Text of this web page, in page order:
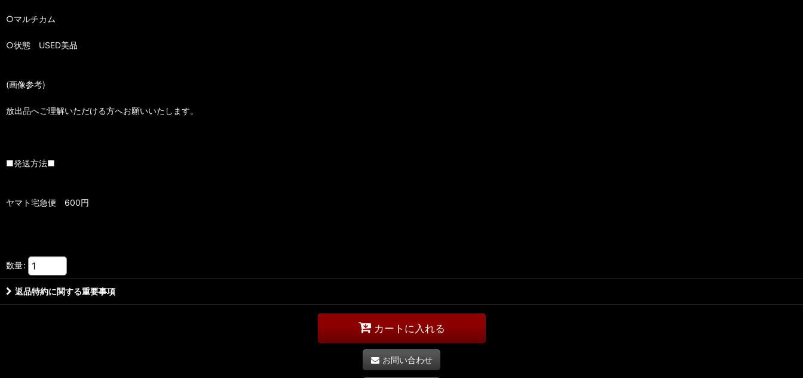
○マルチカム
○状態 USED美品
(画像参考)
放出品へご理解いただける方へお願いいたします。
■発送方法■
ヤマト宅急便 600円
数量:
返品特約に関する重要事項
カートに入れる
お問い合わせ